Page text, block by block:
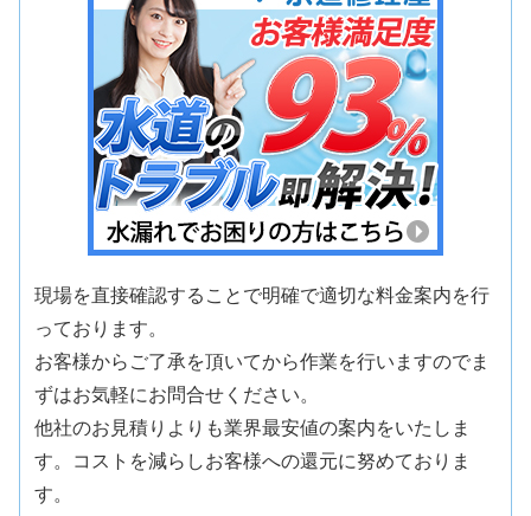
現場を直接確認することで明確で適切な料金案内を行
っております。
お客様からご了承を頂いてから作業を行いますのでま
ずはお気軽にお問合せください。
他社のお見積りよりも業界最安値の案内をいたしま
す。コストを減らしお客様への還元に努めておりま
す。